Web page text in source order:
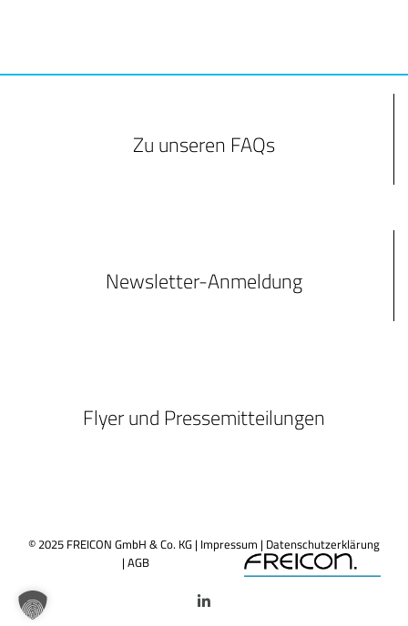
Zu unseren FAQs
Newsletter-Anmeldung
Flyer und Pressemitteilungen
© 2025 FREICON GmbH & Co. KG | Impressum | Datenschutzerklärung
|AGB
LinkedIn